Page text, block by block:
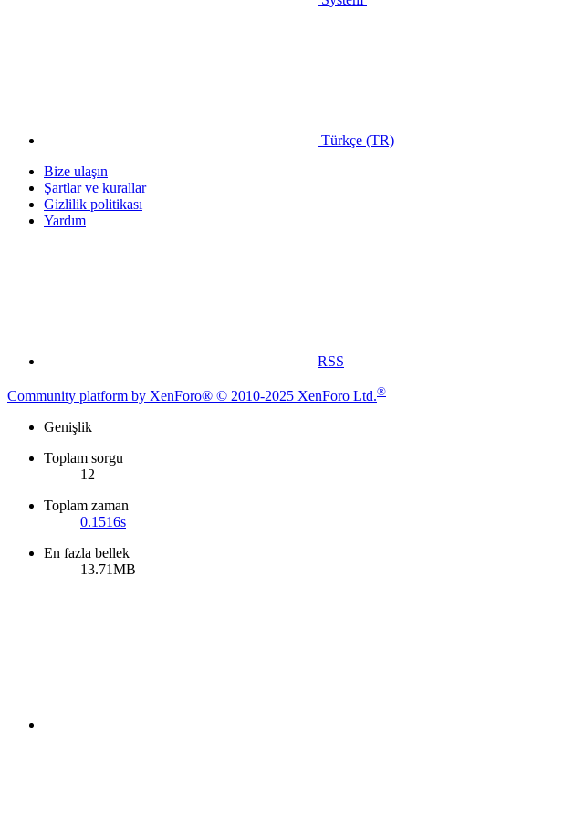
Türkçe (TR)
Bize ulaşın
Şartlar ve kurallar
Gizlilik politikası
Yardım
RSS
Community platform by XenForo® © 2010-2025 XenForo Ltd.®
Genişlik
Toplam sorgu
12
Toplam zaman
0.1516s
En fazla bellek
13.71MB